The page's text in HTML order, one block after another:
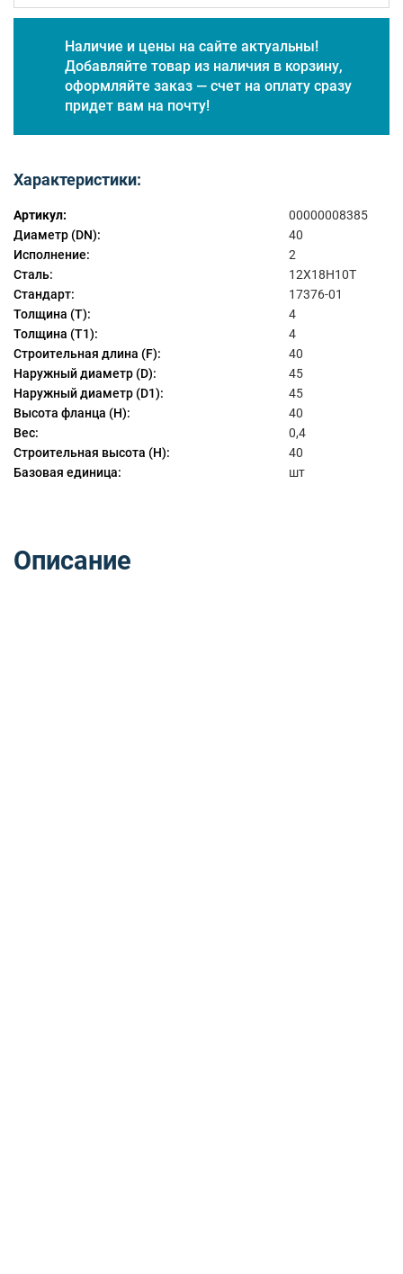
Наличие и цены на сайте актуальны!
Добавляйте товар из наличия в корзину,
оформляйте заказ — счет на оплату сразу
придет вам на почту!
Характеристики:
Артикул:
00000008385
Диаметр (DN):
40
Исполнение:
2
Сталь:
12Х18Н10Т
Стандарт:
17376-01
Толщина (T):
4
Толщина (T1):
4
Строительная длина (F):
40
Наружный диаметр (D):
45
Наружный диаметр (D1):
45
Высота фланца (H):
40
Вес:
0,4
Строительная высота (Н):
40
Базовая единица:
шт
Описание